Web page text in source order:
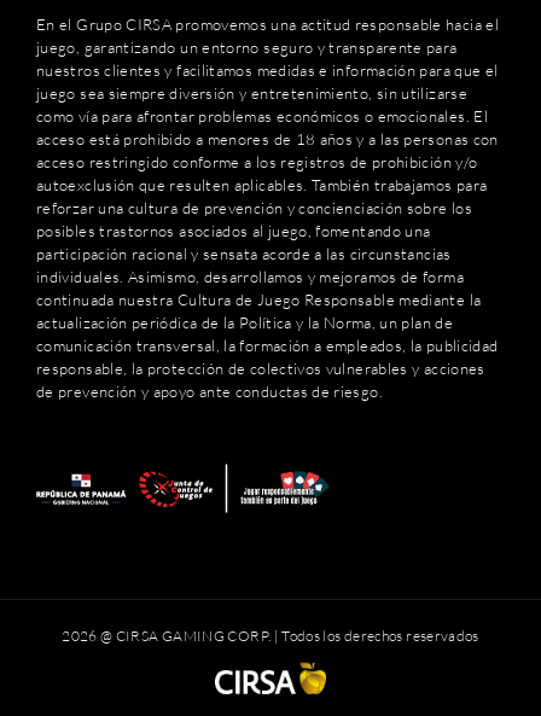
En el Grupo CIRSA promovemos una actitud responsable hacia el
juego, garantizando un entorno seguro y transparente para
nuestros clientes y facilitamos medidas e información para que el
juego sea siempre diversión y entretenimiento, sin utilizarse
como vía para afrontar problemas económicos o emocionales. El
acceso está prohibido a menores de 18 años y a las personas con
acceso restringido conforme a los registros de prohibición y/o
autoexclusión que resulten aplicables. También trabajamos para
reforzar una cultura de prevención y concienciación sobre los
posibles trastornos asociados al juego, fomentando una
participación racional y sensata acorde a las circunstancias
individuales. Asimismo, desarrollamos y mejoramos de forma
continuada nuestra Cultura de Juego Responsable mediante la
actualización periódica de la Política y la Norma, un plan de
comunicación transversal, la formación a empleados, la publicidad
responsable, la protección de colectivos vulnerables y acciones
de prevención y apoyo ante conductas de riesgo.
2026 @ CIRSA GAMING CORP. | Todos los derechos reservados